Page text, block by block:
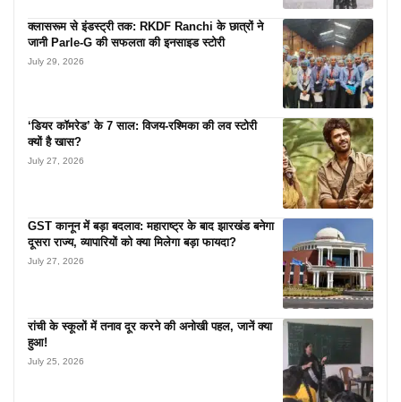
क्लासरूम से इंडस्ट्री तक: RKDF Ranchi के छात्रों ने
जानी Parle-G की सफलता की इनसाइड स्टोरी
July 29, 2026
‘डियर कॉमरेड’ के 7 साल: विजय-रश्मिका की लव स्टोरी
क्यों है खास?
July 27, 2026
GST कानून में बड़ा बदलाव: महाराष्ट्र के बाद झारखंड बनेगा
दूसरा राज्य, व्यापारियों को क्या मिलेगा बड़ा फायदा?
July 27, 2026
रांची के स्कूलों में तनाव दूर करने की अनोखी पहल, जानें क्या
हुआ!
July 25, 2026